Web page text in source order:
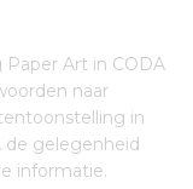
Art in CODA
naar
in
de gelegenheid
informatie.